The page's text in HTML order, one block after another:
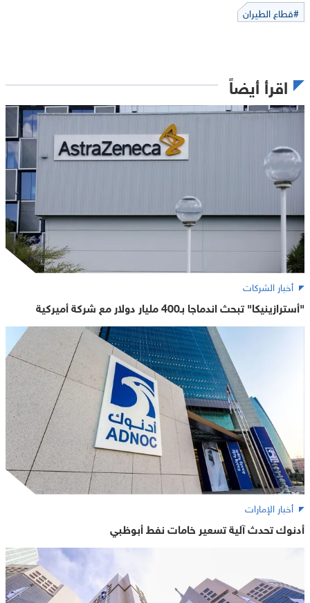
#قطاع الطيران
اقرأ أيضاً
أخبار الشركات
"أسترازينيكا" تبحث اندماجا بـ400 مليار دولار مع شركة أميركية
أخبار الإمارات
أدنوك تحدث آلية تسعير خامات نفط أبوظبي